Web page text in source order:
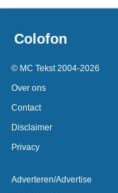
Colofon
© MC Tekst 2004-2026
Over ons
Contact
Disclaimer
Privacy
Adverteren/Advertise